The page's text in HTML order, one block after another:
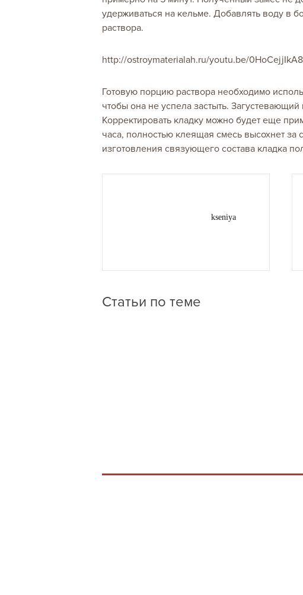
удерживаться на кельме. Добавлять воду в
раствора.
http://ostroymaterialah.ru/youtu.be/0HoCejjIkA8
Готовую порцию раствора необходимо
чтобы она не успела застыть.
Корректировать кладку можно будет еще
часа, полностью клеящая смесь высохнет за
изготовления связующего состава кладка
kseniya
Статьи по теме